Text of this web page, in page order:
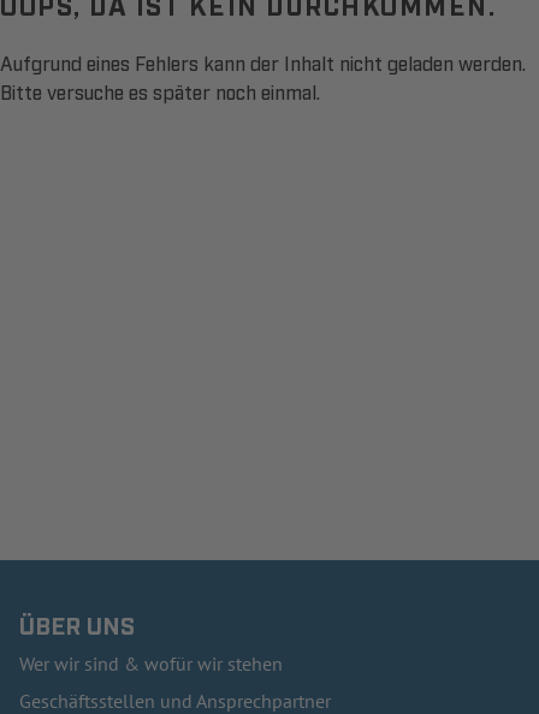
Aufgrund eines Fehlers kann der Inhalt nicht geladen werden.
Bitte versuche es später noch einmal.
ÜBER UNS
Wer wir sind & wofür wir stehen
Geschäftsstellen und Ansprechpartner